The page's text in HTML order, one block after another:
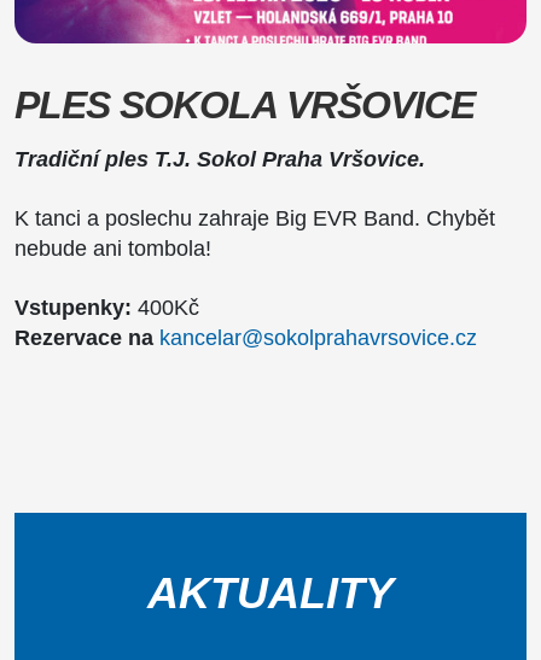
PLES SOKOLA VRŠOVICE
Tradiční ples T.J. Sokol Praha Vršovice.
K tanci a poslechu zahraje Big EVR Band. Chybět
nebude ani tombola!
Vstupenky: 400Kč
Rezervace na kancelar@sokolprahavrsovice.cz
AKTUALITY